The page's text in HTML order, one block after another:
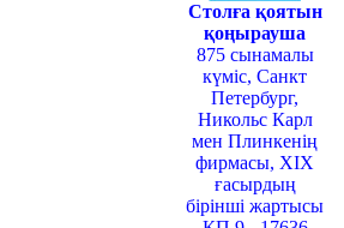
Столға қоятын
қоңырауша
875 сынамалы
күміс, Санкт
Петербург,
Никольс Карл
мен Плинкенің
фирмасы, ХІХ
ғасырдың
бірінші жартысы